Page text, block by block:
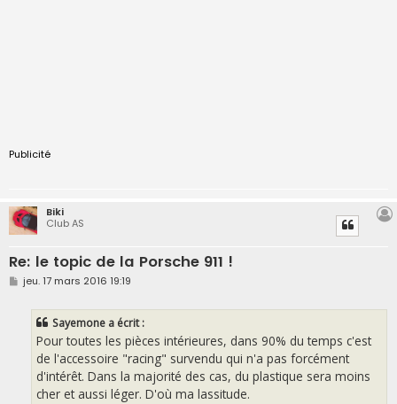
Publicité
Biki
Club AS
Re: le topic de la Porsche 911 !
M
e
jeu. 17 mars 2016 19:19
Sayemone a écrit :
Pour toutes les pièces intérieures, dans 90% du temps c'est
de l'accessoire "racing" survendu qui n'a pas forcément
d'intérêt. Dans la majorité des cas, du plastique sera moins
cher et aussi léger. D'où ma lassitude.